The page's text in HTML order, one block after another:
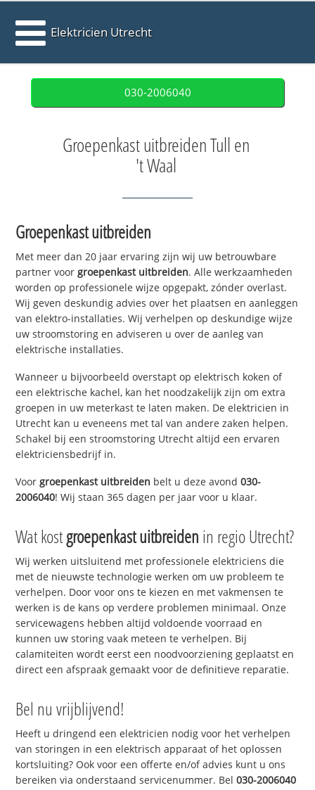
Elektricien Utrecht
030-2006040
Groepenkast uitbreiden Tull en
't Waal
Groepenkast uitbreiden
Met meer dan 20 jaar ervaring zijn wij uw betrouwbare
partner voorgroepenkast uitbreiden. Alle werkzaamheden
worden op professionele wijze opgepakt, zónder overlast.
Wij geven deskundig advies over het plaatsen en aanleggen
van elektro-installaties. Wij verhelpen op deskundige wijze
uw stroomstoring en adviseren u over de aanleg van
elektrische installaties.
Wanneer u bijvoorbeeld overstapt op elektrisch koken of
een elektrische kachel, kan het noodzakelijk zijn om extra
groepen in uw meterkast te laten maken. De elektricien in
Utrecht kan u eveneens met tal van andere zaken helpen.
Schakel bij een stroomstoring Utrecht altijd een ervaren
elektriciensbedrijf in.
Voorgroepenkast uitbreiden belt u deze avond030-
2006040! Wij staan 365 dagen per jaar voor u klaar.
Wat kostgroepenkast uitbreiden in regio Utrecht?
Wij werken uitsluitend met professionele elektriciens die
met de nieuwste technologie werken om uw probleem te
verhelpen. Door voor ons te kiezen en met vakmensen te
werken is de kans op verdere problemen minimaal. Onze
servicewagens hebben altijd voldoende voorraad en
kunnen uw storing vaak meteen te verhelpen. Bij
calamiteiten wordt eerst een noodvoorziening geplaatst en
direct een afspraak gemaakt voor de definitieve reparatie.
Bel nu vrijblijvend!
Heeft u dringend een elektricien nodig voor het verhelpen
van storingen in een elektrisch apparaat of het oplossen
kortsluiting? Ook voor een offerte en/of advies kunt u ons
bereiken via onderstaand servicenummer. Bel030-2006040